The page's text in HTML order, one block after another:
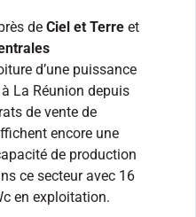
de Ciel et Terre et
d’une puissance
La Réunion depuis
de vente de
encore une
de production
ce secteur avec 16
en exploitation.